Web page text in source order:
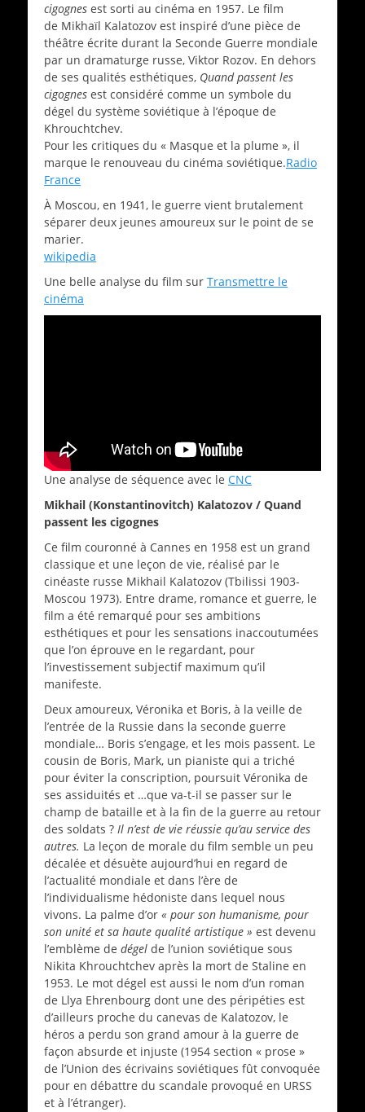
cigognes est sorti au cinéma en 1957. Le film
de Mikhaïl Kalatozov est inspiré d’une pièce de
théâtre écrite durant la Seconde Guerre mondiale
par un dramaturge russe, Viktor Rozov. En dehors
de ses qualités esthétiques, Quand passent les
cigognes est considéré comme un symbole du
dégel du système soviétique à l’époque de
Khrouchtchev.
Pour les critiques du « Masque et la plume », il
marque le renouveau du cinéma soviétique.Radio
France
À Moscou, en 1941, le guerre vient brutalement
séparer deux jeunes amoureux sur le point de se
marier.
wikipedia
Une belle analyse du film sur Transmettre le
cinéma
Une analyse de séquence avec le CNC
Mikhail (Konstantinovitch) Kalatozov / Quand
passent les cigognes
Ce film couronné à Cannes en 1958 est un grand
classique et une leçon de vie, réalisé par le
cinéaste russe Mikhail Kalatozov (Tbilissi 1903-
Moscou 1973). Entre drame, romance et guerre, le
film a été remarqué pour ses ambitions
esthétiques et pour les sensations inaccoutumées
que l’on éprouve en le regardant, pour
l’investissement subjectif maximum qu’il
manifeste.
Deux amoureux, Véronika et Boris, à la veille de
l’entrée de la Russie dans la seconde guerre
mondiale… Boris s’engage, et les mois passent. Le
cousin de Boris, Mark, un pianiste qui a triché
pour éviter la conscription, poursuit Véronika de
ses assiduités et …que va-t-il se passer sur le
champ de bataille et à la fin de la guerre au retour
des soldats ? Il n’est de vie réussie qu’au service des
autres. La leçon de morale du film semble un peu
décalée et désuète aujourd’hui en regard de
l’actualité mondiale et dans l’ère de
l’individualisme hédoniste dans lequel nous
vivons. La palme d’or « pour son humanisme, pour
son unité et sa haute qualité artistique » est devenu
l’emblème de dégel de l’union soviétique sous
Nikita Khrouchtchev après la mort de Staline en
1953. Le mot dégel est aussi le nom d’un roman
de Llya Ehrenbourg dont une des péripéties est
d’ailleurs proche du canevas de Kalatozov, le
héros a perdu son grand amour à la guerre de
façon absurde et injuste (1954 section « prose »
de l’Union des écrivains soviétiques fût convoquée
pour en débattre du scandale provoqué en URSS
et à l’étranger).